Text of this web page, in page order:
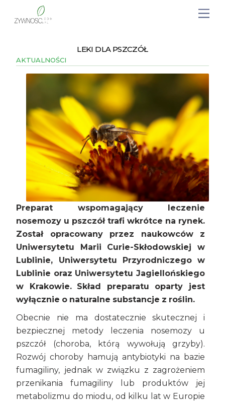
LEKI DLA PSZCZÓŁ
AKTUALNOŚCI
Preparat wspomagający leczenie
nosemozy u pszczół trafi wkrótce na rynek.
Został opracowany przez naukowców z
Uniwersytetu Marii Curie-Skłodowskiej w
Lublinie, Uniwersytetu Przyrodniczego w
Lublinie oraz Uniwersytetu Jagiellońskiego
w Krakowie. Skład preparatu oparty jest
wyłącznie o naturalne substancje z roślin.
Obecnie nie ma dostatecznie skutecznej i
bezpiecznej metody leczenia nosemozy u
pszczół (choroba, którą wywołują grzyby).
Rozwój choroby hamują antybiotyki na bazie
fumagiliny, jednak w związku z zagrożeniem
przenikania fumagiliny lub produktów jej
metabolizmu do miodu, od kilku lat w Europie